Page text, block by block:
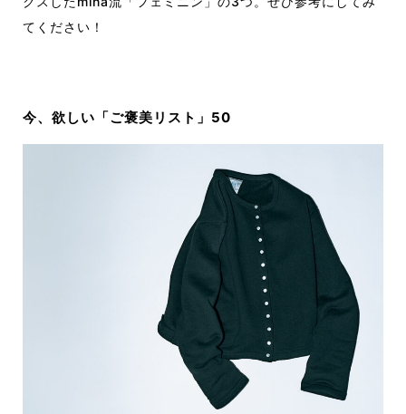
てください！
今、欲しい「ご褒美リスト」50